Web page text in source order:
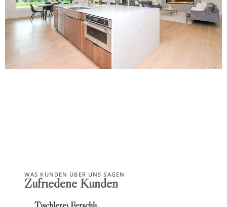
WAS KUNDEN ÜBER UNS SAGEN
Zufriedene Kunden